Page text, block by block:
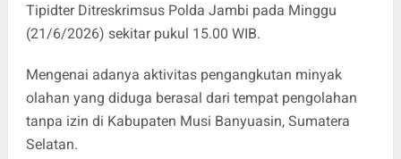
Tipidter Ditreskrimsus Polda Jambi pada Minggu
(21/6/2026) sekitar pukul 15.00 WIB.
Mengenai adanya aktivitas pengangkutan minyak
olahan yang diduga berasal dari tempat pengolahan
tanpa izin di Kabupaten Musi Banyuasin, Sumatera
Selatan.